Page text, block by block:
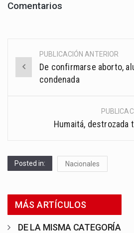
Comentarios
Post
navigation
PUBLICACIÓN ANTERIOR
De confirmarse aborto,
condenada
Humaitá, destrozada
Posted in: Nacionales
MÁS ARTÍCULOS
DE LA MISMA CATEGORÍA